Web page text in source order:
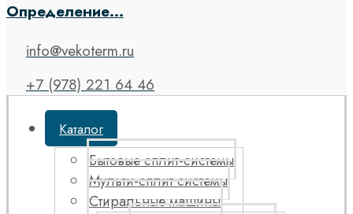
Определение...
info@vekoterm.ru
+7 (978) 221 64 46
Каталог
Бытовые сплит-системы
Мульти-сплит системы
Стиральные машины